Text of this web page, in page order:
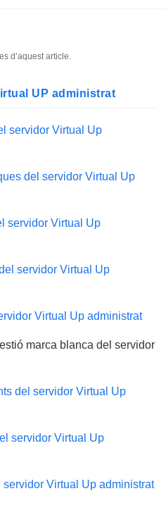
d’aquest article.
UP administrat
servidor Virtual Up
del servidor Virtual Up
servidor Virtual Up
servidor Virtual Up
Virtual Up administrat
marca blanca del servidor
del servidor Virtual Up
servidor Virtual Up
Virtual Up administrat